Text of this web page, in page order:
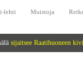
lehti Muistoja
sijaitsee Raatihuoneen